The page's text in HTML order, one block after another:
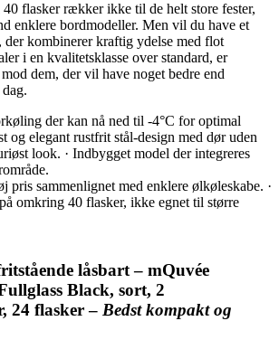
flasker rækker ikke til de helt store fester,
enklere bordmodeller. Men vil du have et
der kombinerer kraftig ydelse med flot
i en kvalitetsklasse over standard, er
dem, der vil have noget bedre end
der kan nå ned til -4°C for optimal
og elegant rustfrit stål-design med dør uden
look. · Indbygget model der integreres
pris sammenlignet med enklere ølkøleskabe. ·
omkring 40 flasker, ikke egnet til større
låsbart – mQuvée
Black, sort, 2
24 flasker – Bedst kompakt og